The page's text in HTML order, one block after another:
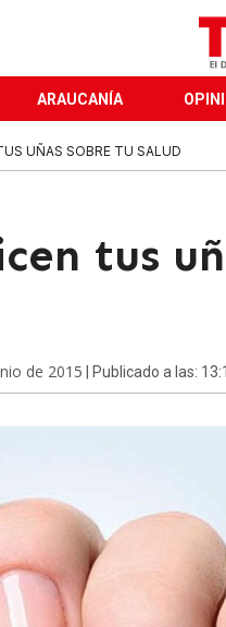
ARAUCANÍA
UÑAS SOBRE TU SALUD
tus
de 2015 | Publicado a las: